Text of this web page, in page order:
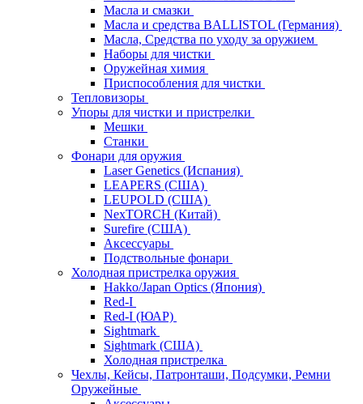
Масла и смазки
Масла и средства BALLISTOL (Германия)
Масла, Средства по уходу за оружием
Наборы для чистки
Оружейная химия
Приспособления для чистки
Тепловизоры
Упоры для чистки и пристрелки
Мешки
Станки
Фонари для оружия
Laser Genetics (Испания)
LEAPERS (США)
LEUPOLD (США)
NexTORCH (Китай)
Surefire (США)
Аксессуары
Подствольные фонари
Холодная пристрелка оружия
Hakko/Japan Optics (Япония)
Red-I
Red-I (ЮАР)
Sightmark
Sightmark (США)
Холодная пристрелка
Чехлы, Кейсы, Патронташи, Подсумки, Ремни
Оружейные